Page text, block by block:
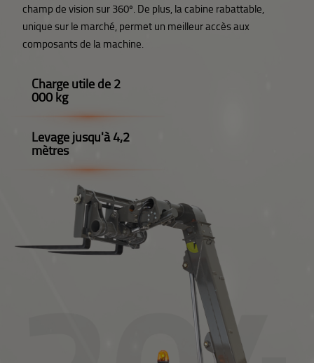
champ de vision sur 360º. De plus, la cabine rabattable,
unique sur le marché, permet un meilleur accès aux
composants de la machine.
Charge utile de 2
000 kg
Levage jusqu'à 4,2
mètres